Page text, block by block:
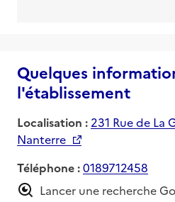
Quelques
l'établissement
Localisation : 231 Rue de La
Nanterre
Téléphone :0189712458
Lancer une recherche